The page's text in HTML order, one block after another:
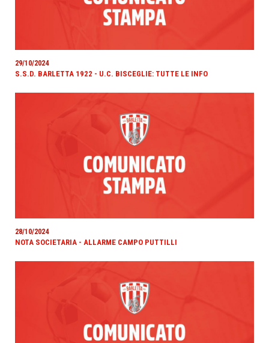
29/10/2024
S.S.D. BARLETTA 1922 - U.C. BISCEGLIE: TUTTE LE INFO
28/10/2024
NOTA SOCIETARIA - ALLARME CAMPO PUTTILLI